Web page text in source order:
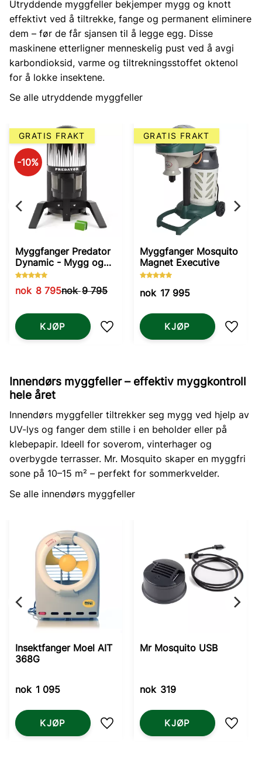
Utryddende myggfeller bekjemper mygg og knott
effektivt ved å tiltrekke, fange og permanent eliminere
dem – før de får sjansen til å legge egg. Disse
maskinene etterligner menneskelig pust ved å avgi
karbondioksid, varme og tiltrekningsstoffet oktenol
for å lokke insektene.
Se alle utryddende myggfeller
Myggfanger Predator
Dynamic - Mygg og
Knott
nok 8 795nok9 795
10%
GRATIS FRAKT
Lagre som favoritt
KJØP
Myggfanger Mosquito
Magnet Executive
nok 17 995
GRATIS FRAKT
Lagre
KJØP
Innendørs myggfeller – effektiv myggkontroll
hele året
Innendørs myggfeller tiltrekker seg mygg ved hjelp av
UV-lys og fanger dem stille i en beholder eller på
klebepapir. Ideell for soverom, vinterhager og
overbygde terrasser. Mr. Mosquito skaper en myggfri
sone på 10–15 m² – perfekt for sommerkvelder.
Se alle innendørs myggfeller
Insektfanger Moel AIT
368G
nok 1 095
Lagre som favoritt
KJØP
Mr Mosquito USB
nok 319
Lagre
KJØP